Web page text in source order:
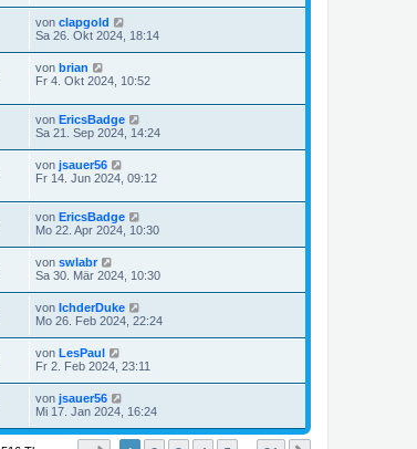
von clapgold
Sa 26. Okt 2024, 18:14
von brian
Fr 4. Okt 2024, 10:52
von EricsBadge
Sa 21. Sep 2024, 14:24
von jsauer56
Fr 14. Jun 2024, 09:12
von EricsBadge
Mo 22. Apr 2024, 10:30
von swlabr
Sa 30. Mär 2024, 10:30
von IchderDuke
Mo 26. Feb 2024, 22:24
von LesPaul
Fr 2. Feb 2024, 23:11
von jsauer56
Mi 17. Jan 2024, 16:24